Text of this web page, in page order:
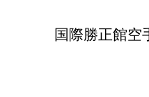
国際勝正館空